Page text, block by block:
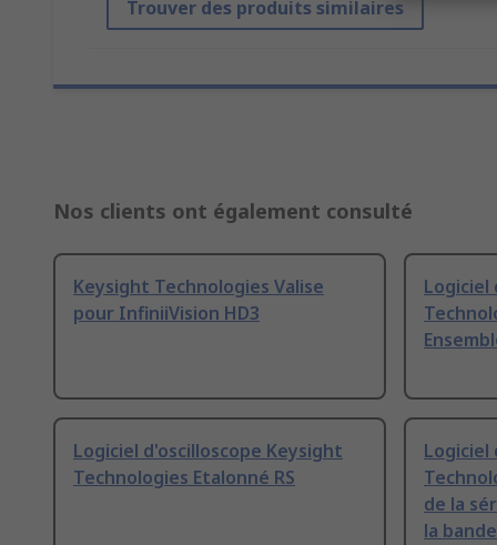
Trouver des produits similaires
Nos clients ont également consulté
Keysight Technologies Valise
pour InfiniiVision HD3
Logiciel
Logiciel d'oscilloscope Keysight
Technologies Etalonné RS
Logiciel
de la
la